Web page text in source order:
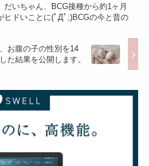
だいちゃん、BCG接種から約1ヶ月
ヒドいことに(ﾟДﾟ;)BCGの今と昔の
お腹の子の性別を14
た結果を公開します。